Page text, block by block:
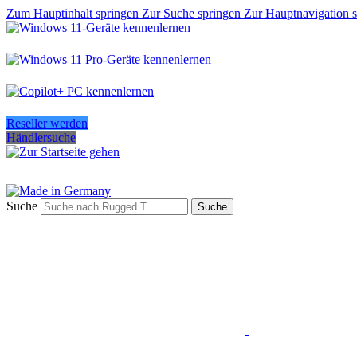
Zum Hauptinhalt springen Zur Suche springen Zur Hauptnavigation
Reseller werden
Händlersuche
Suche Suche